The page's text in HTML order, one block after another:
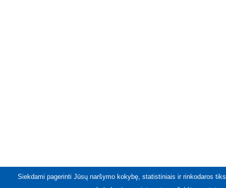
Siekdami pagerinti Jūsų naršymo kokybę, statistiniais ir rinkodaros